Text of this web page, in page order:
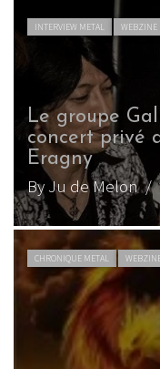
INTERVIEW METAL WEBZINE
Le groupe
concert privé
Eragny
By Ju de Melon/
CHRONIQUE METAL